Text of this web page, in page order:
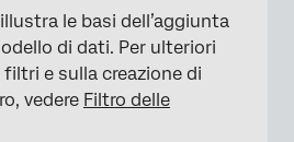
le basi dell’aggiunta
di dati. Per ulteriori
e sulla creazione di
vedere Filtro delle